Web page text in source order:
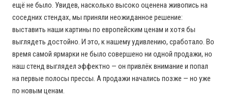
ещё не было. Увидев, насколько высоко оценена живопись на
соседних стендах, мы приняли неожиданное решение:
выставить наши картины по европейским ценам и хотя бы
выглядеть достойно. И это, к нашему удивлению, сработало. Во
время самой ярмарки не было совершено ни одной продажи, но
наш стенд выглядел эффектно — он привлёк внимание и попал
на первые полосы прессы. А продажи начались позже — но уже
по новым ценам.